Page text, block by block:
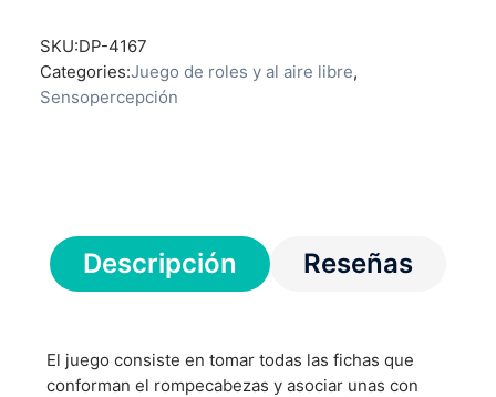
SKU:DP-4167
Categories:Juego de roles y al aire libre,
Sensopercepción
Descripción Reseñas
El juego consiste en tomar todas las fichas que
conforman el rompecabezas y asociar unas con